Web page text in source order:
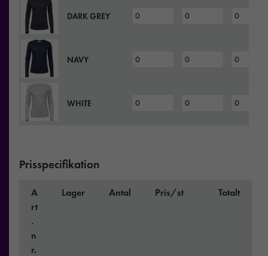
DARK GREY
NAVY
WHITE
Prisspecifikation
A
rt
.
n
r.
Lager Antal Pris/st Totalt